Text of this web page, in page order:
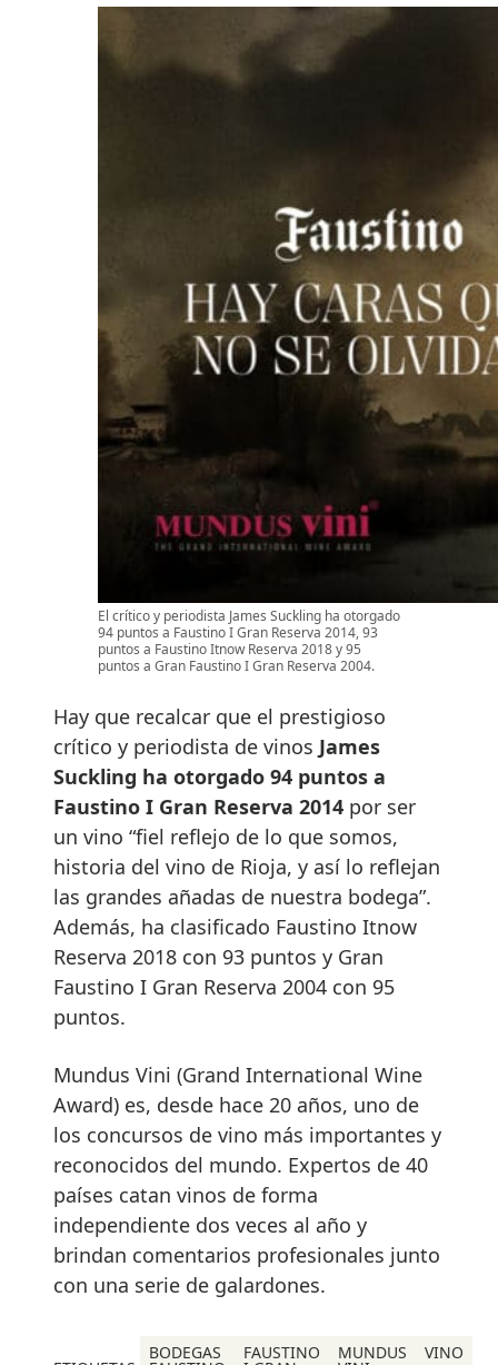
El crítico y periodista James Suckling ha otorgado
94 puntos a Faustino I Gran Reserva 2014, 93
puntos a Faustino Itnow Reserva 2018 y 95
puntos a Gran Faustino I Gran Reserva 2004.
Hay que recalcar que el prestigioso
crítico y periodista de vinos James
Suckling ha otorgado 94 puntos a
Faustino I Gran Reserva 2014 por ser
un vino “fiel reflejo de lo que somos,
historia del vino de Rioja, y así lo reflejan
las grandes añadas de nuestra bodega”.
Además, ha clasificado Faustino Itnow
Reserva 2018 con 93 puntos y Gran
Faustino I Gran Reserva 2004 con 95
puntos.
Mundus Vini (Grand International Wine
Award) es, desde hace 20 años, uno de
los concursos de vino más importantes y
reconocidos del mundo. Expertos de 40
países catan vinos de forma
independiente dos veces al año y
brindan comentarios profesionales junto
con una serie de galardones.
BODEGAS FAUSTINO MUNDUS VINO